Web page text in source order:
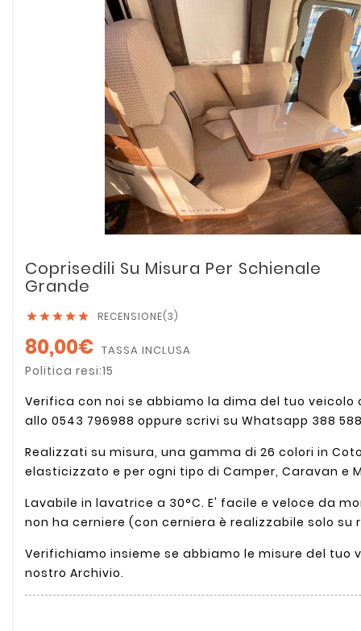
Coprisedili Su Misura Per Schienale
Grande
     RECENSIONE(3)
80,00€ TASSA INCLUSA
Politica resi:15
Verifica con noi se abbiamo la dima del tuo
allo 0543 796988 oppure scrivi su Whatsapp 388
Realizzati su misura, una gamma di 26 colori in
elasticizzato e per ogni tipo di Camper, Caravan e
Lavabile in lavatrice a 30°C. E' facile e veloce da
non ha cerniere (con cerniera è realizzabile solo su
Verifichiamo insieme se abbiamo le misure del tuo
nostro Archivio.